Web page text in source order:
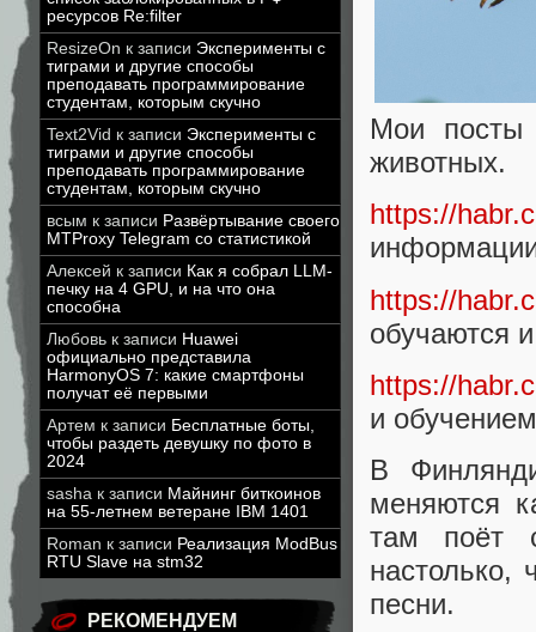
ресурсов Re:filter
ResizeOn к записи Эксперименты с
тиграми и другие способы
преподавать программирование
студентам, которым скучно
Text2Vid к записи Эксперименты с
тиграми и другие способы
преподавать программирование
студентам, которым скучно
всым к записи Развёртывание своего
MTProxy Telegram со статистикой
Алексей к записи Как я собрал LLM-
печку на 4 GPU, и на что она
способна
Любовь к записи Huawei
официально представила
HarmonyOS 7: какие смартфоны
получат её первыми
Артем к записи Бесплатные боты,
чтобы раздеть девушку по фото в
2024
sasha к записи Майнинг биткоинов
на 55-летнем ветеране IBM 1401
Roman к записи Реализация ModBus
RTU Slave на stm32
РЕКОМЕНДУЕМ
Мои посты
животных.
https://
https://
обучаются
https://
и
В
меняются
там поёт
настолько,
песни.